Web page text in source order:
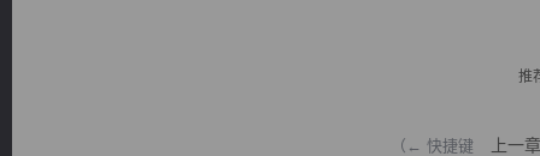
推
（← 快捷键 上一章